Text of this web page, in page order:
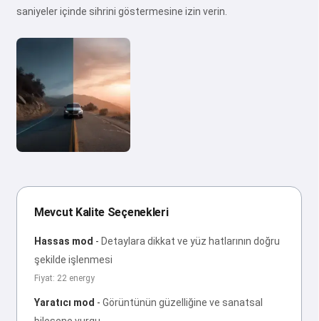
saniyeler içinde sihrini göstermesine izin verin.
Mevcut Kalite Seçenekleri
Hassas mod - Detaylara dikkat ve yüz hatlarının doğru
şekilde işlenmesi
Fiyat: 22 energy
Yaratıcı mod - Görüntünün güzelliğine ve sanatsal